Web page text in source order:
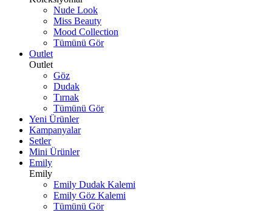
Nude Look
Miss Beauty
Mood Collection
Tümünü Gör
Outlet
Outlet
Göz
Dudak
Tırnak
Tümünü Gör
Yeni Ürünler
Kampanyalar
Setler
Mini Ürünler
Emily
Emily
Emily Dudak Kalemi
Emily Göz Kalemi
Tümünü Gör